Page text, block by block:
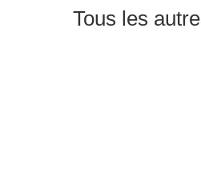
Tous les